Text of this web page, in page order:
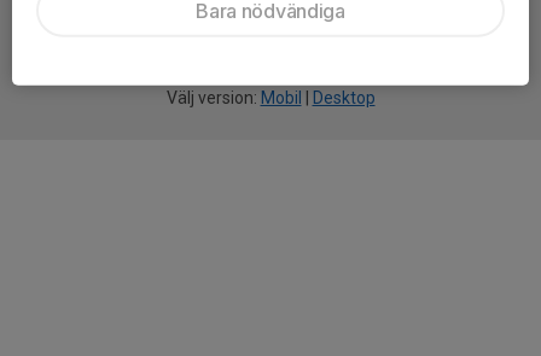
Välj version: Mobil Desktop
Bara nödvändiga